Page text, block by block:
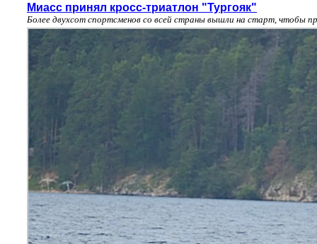
Миасс принял кросс-триатлон "Тургояк"
Более двухсот спортсменов со всей страны вышли на старт, чтобы